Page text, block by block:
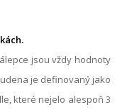
jsou vždy hodnoty
je definovaný jako
které nejelo alespoň 3